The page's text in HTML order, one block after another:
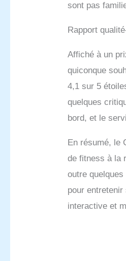
sont pas
Rapport
Affiché à un
quiconque
4,1 sur 5
quelques
bord, et le
En résumé, le
de fitness à la
outre
pour entretenir
interactive et